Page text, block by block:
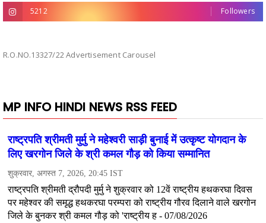
5212 Followers
R.O.NO.13327/22 Advertisement Carousel
MP INFO HINDI NEWS RSS FEED